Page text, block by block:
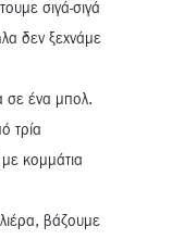
σιγά-σιγά
δεν ξεχνάμε
σε ένα μπολ.
τρία
κομμάτια
βάζουμε